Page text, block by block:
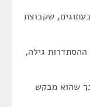
שקבוצת
גילה,
שהוא מבקש